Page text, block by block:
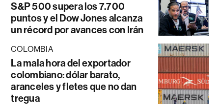
S&P 500 supera los 7.700
puntos y el Dow Jones alcanza
un récord por avances con Irán
COLOMBIA
La mala hora del exportador
colombiano: dólar barato,
aranceles y fletes que no dan
tregua